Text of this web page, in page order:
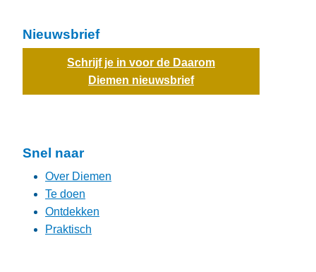
Nieuwsbrief
Schrijf je in voor de Daarom
Diemen nieuwsbrief
Snel naar
Over Diemen
Te doen
Ontdekken
Praktisch